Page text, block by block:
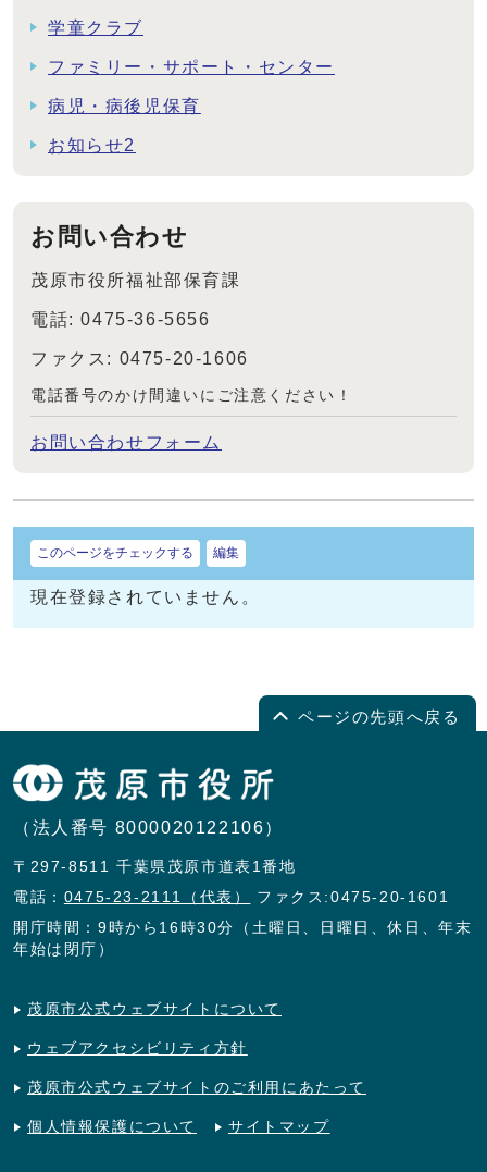
学童クラブ
ファミリー・サポート・センター
病児・病後児保育
お知らせ2
お問い合わせ
茂原市役所福祉部保育課
電話: 0475-36-5656
ファクス: 0475-20-1606
電話番号のかけ間違いにご注意ください！
お問い合わせフォーム
このページをチェックする 編集
現在登録されていません。
ページの先頭へ戻る
（法人番号 8000020122106）
〒297-8511 千葉県茂原市道表1番地
電話： 0475-23-2111（代表）
ファクス:0475-20-1601
開庁時間：9時から16時30分（土曜日、日曜日、休日、年末
年始は閉庁）
茂原市公式ウェブサイトについて
ウェブアクセシビリティ方針
茂原市公式ウェブサイトのご利用にあたって
個人情報保護について サイトマップ